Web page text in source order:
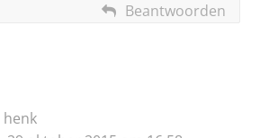
Beantwoorden
henk